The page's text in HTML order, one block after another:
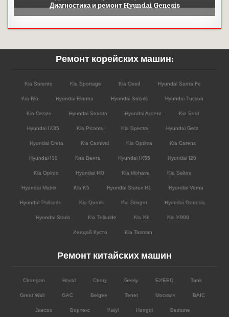
Ремонт корейских машин:
Kia Sorento Kia Sportage Kia Ceed Hyundai Santa Fe
Kia Rio Hyundai Elantra Hyundai Solaris Hyundai Tucson
Kia Cerato Hyundai Sonata Hyundai Accent Kia Soul
Hyundai IX35 Kia Picanto Kia Spectra Hyundai Getz
Hyundai Creta Kia Carnival Kia Optima Kia Carens
Hyundai I30 Киа Венга Hyundai IX55 Hyundai I20
Kia Opirus Hyundai I40 Kia Mohave Kia Seltos
Hyundai Matrix Kia K5 Hyundai Starex H1 Hyundai Verna
HyundaI Palisade Kia Quoris Kia Stinger Hyundai Genesis
Hyundai Staria Kia Telluride Kia K8 Kia K900
Хендай Кусто Kia Tasman
Ремонт китайских машин
Changan Haval Chery Geely EXEED Tank
Great Wall GAC Belgee Tenet Москвич BAIC
Jaecoo Вортекс Kaiyi Hongqi Bestune